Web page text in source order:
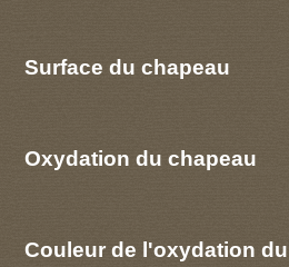
Surface du chapeau
Oxydation du chapeau
Couleur de l'oxydation